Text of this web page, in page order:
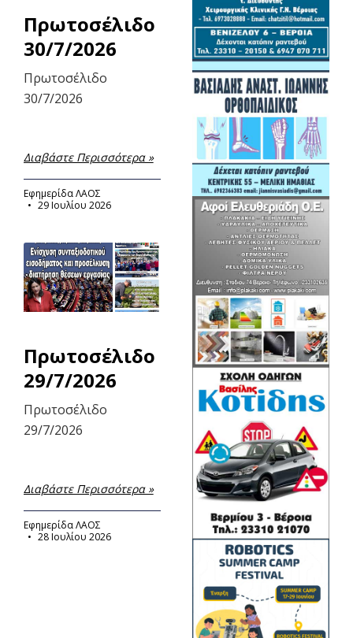
Πρωτοσέλιδο
30/7/2026
Πρωτοσέλιδο
30/7/2026
Διαβάστε Περισσότερα »
Εφημερίδα ΛΑΟΣ
29 Ιουλίου 2026
Πρωτοσέλιδο
29/7/2026
Πρωτοσέλιδο
29/7/2026
Διαβάστε Περισσότερα »
Εφημερίδα ΛΑΟΣ
28 Ιουλίου 2026